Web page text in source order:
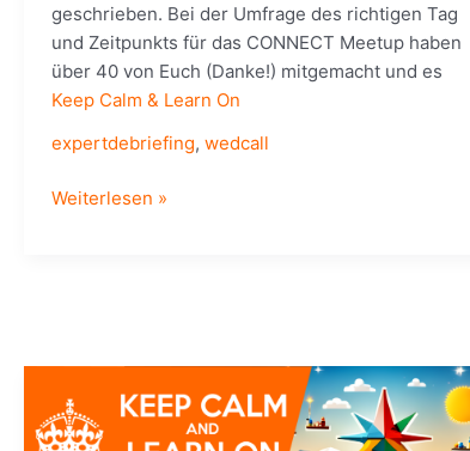
geschrieben. Bei der Umfrage des richtigen Tag
und Zeitpunkts für das CONNECT Meetup haben
über 40 von Euch (Danke!) mitgemacht und es
Keep Calm & Learn On
expertdebriefing, wedcall
Wissenstransfer
ab
Dezember
Weiterlesen »